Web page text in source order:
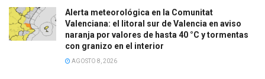
Alerta meteorológica en la Comunitat
Valenciana: el litoral sur de Valencia en aviso
naranja por valores de hasta 40 °C y tormentas
con granizo en el interior
AGOSTO 8, 2026